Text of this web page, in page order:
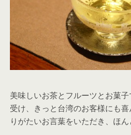
美味しいお茶とフルーツとお菓
受け、きっと台湾のお客様にも
りがたいお言葉をいただき、ほん